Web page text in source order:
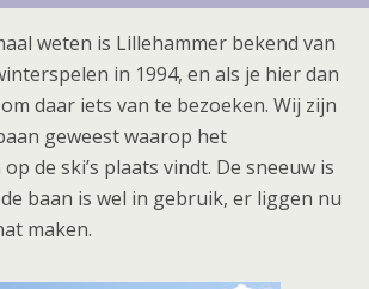
weten is Lillehammer bekend van
in 1994, en als je hier dan
daar iets van te bezoeken. Wij zijn
geweest waarop het
de ski’s plaats vindt. De sneeuw is
baan is wel in gebruik, er liggen nu
maken.